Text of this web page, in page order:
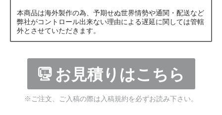
本商品は海外製作の為、予期せぬ世界情勢や通関・配送など
弊社がコントロール出来ない理由による遅延に関しては管轄
外とさせていただきます。
お見積りはこちら
※ご注文、ご入稿の際は入稿規約を必ずお読み下さい。